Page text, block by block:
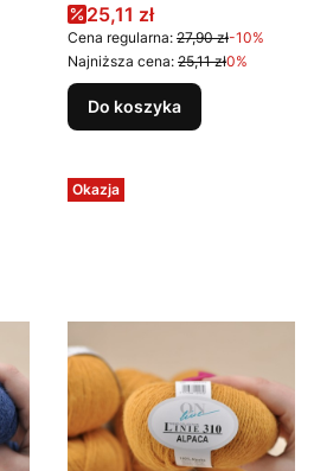
Cena promocyjna
25,11 zł
Cena regularna: 27,90 zł-10%
Najniższa cena: 25,11 zł0%
Do koszyka
Okazja